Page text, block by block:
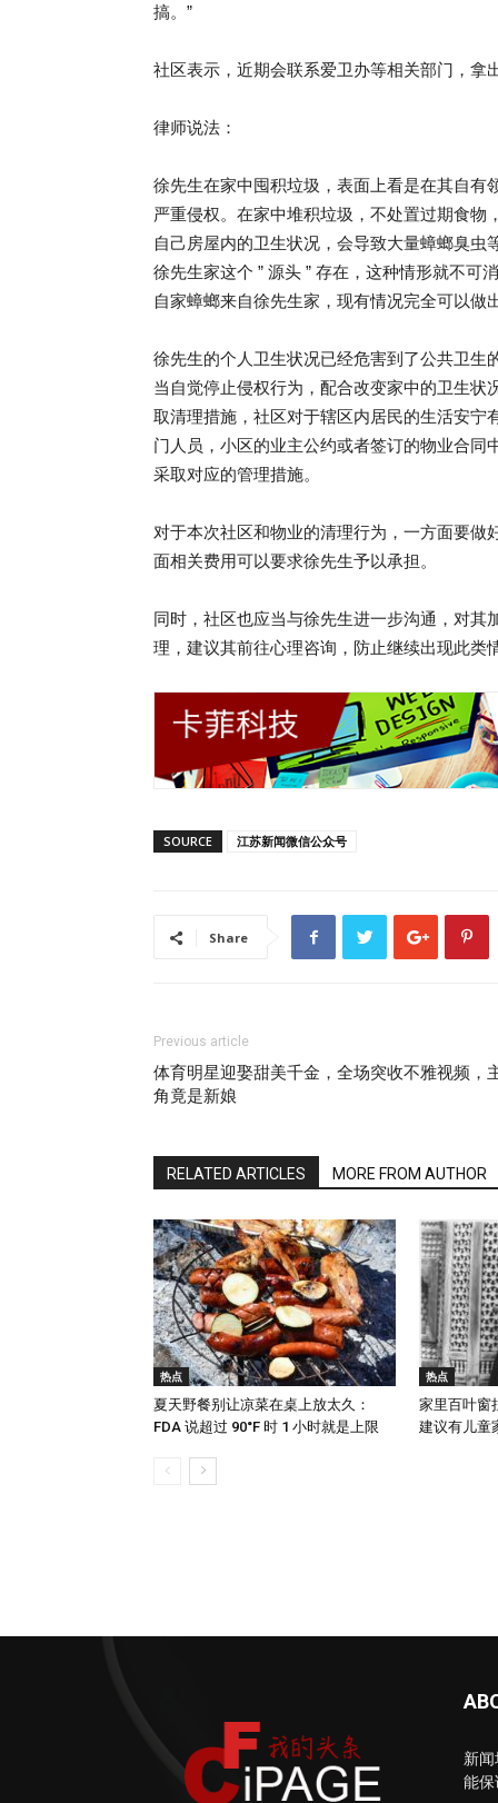
搞。”
社区表示，近期会联系爱卫办等相关部门，拿
律师说法：
徐先生在家中囤积垃圾，表面上看是在其自有
严重侵权。在家中堆积垃圾，不处置过期食
自己房屋内的卫生状况，会导致大量蟑螂臭
徐先生家这个 ” 源头 ” 存在，这种情形就不
自家蟑螂来自徐先生家，现有情况完全可以做
徐先生的个人卫生状况已经危害到了公共卫生
当自觉停止侵权行为，配合改变家中的卫生
取清理措施，社区对于辖区内居民的生活安宁
门人员，小区的业主公约或者签订的物业合
采取对应的管理措施。
对于本次社区和物业的清理行为，一方面要
面相关费用可以要求徐先生予以承担。
同时，社区也应当与徐先生进一步沟通，对
理，建议其前往心理咨询，防止继续出现此类
SOURCE 江苏新闻微信公众号
Share
Previous article
体育明星迎娶甜美千金，全场突收不雅视频，
角竟是新娘
RELATED ARTICLES MORE FROM AUTHOR
热点
夏天野餐别让凉菜在桌上放太久：
FDA 说超过 90°F 时 1 小时就是上限
热点
家里百叶窗
建议有儿童
新
能